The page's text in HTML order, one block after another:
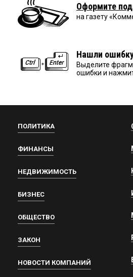
Оформите
на газету
Нашли
Выделите
ошибки и
ПОЛИТИКА
ФИНАНСЫ
НЕДВИЖИМОСТЬ
БИЗНЕС
ОБЩЕСТВО
ЗАКОН
НОВОСТИ КОМПАНИЙ